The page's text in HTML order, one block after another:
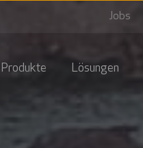
Jobs
Produkte Lösungen